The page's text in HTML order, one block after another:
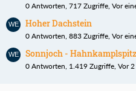
0 Antworten, 717 Zugriffe, Vor
Hoher Dachstein
0 Antworten, 883 Zugriffe, Vor
Sonnjoch -
0 Antworten, 1.419 Zugriffe, Vor 2